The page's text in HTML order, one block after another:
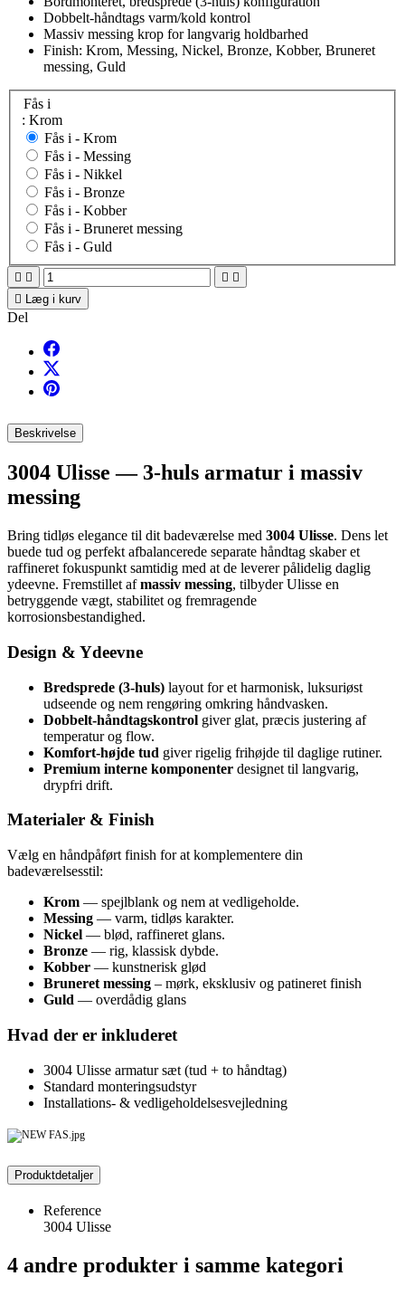
Dobbelt-håndtags varm/kold kontrol
Massiv messing krop for langvarig holdbarhed
Finish: Krom, Messing, Nickel, Bronze, Kobber, Bruneret
messing, Guld
Fås i
: Krom
Fås i - Krom
Fås i - Messing
Fås i - Nikkel
Fås i - Bronze
Fås i - Kobber
Fås i - Bruneret messing
Fås i - Guld
   
 Læg i kurv
Del
Beskrivelse
3004 Ulisse — 3-huls armatur i massiv
messing
Bring tidløs elegance til dit badeværelse med 3004 Ulisse. Dens let
buede tud og perfekt afbalancerede separate håndtag skaber et
raffineret fokuspunkt samtidig med at de leverer pålidelig daglig
ydeevne. Fremstillet afmassiv messing, tilbyder Ulisse en
betryggende vægt, stabilitet og fremragende
korrosionsbestandighed.
Design & Ydeevne
Bredsprede (3-huls) layout for et harmonisk, luksuriøst
udseende og nem rengøring omkring håndvasken.
Dobbelt-håndtagskontrol giver glat, præcis justering af
temperatur og flow.
Komfort-højde tud giver rigelig frihøjde til daglige rutiner.
Premium interne komponenter designet til langvarig,
drypfri drift.
Materialer & Finish
Vælg en håndpåført finish for at komplementere din
badeværelsesstil:
Krom — spejlblank og nem at vedligeholde.
Messing — varm, tidløs karakter.
Nickel — blød, raffineret glans.
Bronze — rig, klassisk dybde.
Kobber — kunstnerisk glød
Bruneret messing – mørk, eksklusiv og patineret finish
Guld — overdådig glans
Hvad der er inkluderet
3004 Ulisse armatur sæt (tud + to håndtag)
Standard monteringsudstyr
Installations- & vedligeholdelsesvejledning
Produktdetaljer
Reference
3004 Ulisse
4 andre produkter i samme kategori